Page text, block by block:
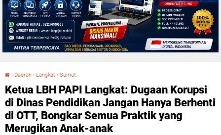
› Daerah › Langkat › Sumut
Ketua LBH PAPI Langkat: Dugaan Korupsi
di Dinas Pendidikan Jangan Hanya Berhenti
di OTT, Bongkar Semua Praktik yang
Merugikan Anak-anak